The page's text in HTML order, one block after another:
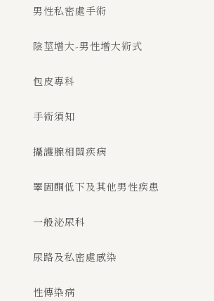
男性私密處手術
陰莖增大-男性增大術式
包皮專科
手術須知
攝護腺相關疾病
睪固酮低下及其他男性疾患
一般泌尿科
尿路及私密處感染
性傳染病